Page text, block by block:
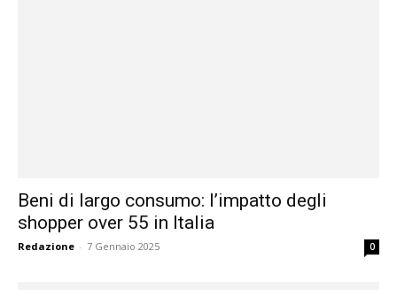
Beni di largo consumo: l’impatto degli
shopper over 55 in Italia
Redazione - 7 Gennaio 2025 0